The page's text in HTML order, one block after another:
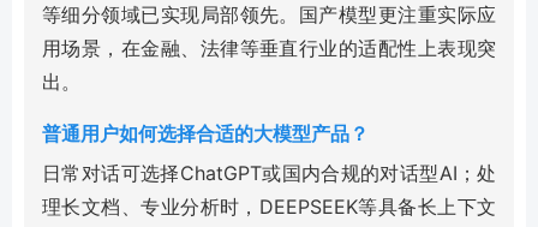
等细分领域已实现局部领先。国产模型更注重实际应
用场景，在金融、法律等垂直行业的适配性上表现突
出。
普通用户如何选择合适的大模型产品？
日常对话可选择ChatGPT或国内合规的对话型AI；处
理长文档、专业分析时，DEEPSEEK等具备长上下文